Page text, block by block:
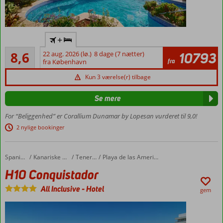
hotel:
min.
alder
I Playa
del
Ingles og
tæt på
stranden
swimmingpools,
på 6. etage
Her
8,6Alletiders
193
anmeldelser
+
22 aug. 2026 (lø.) 8 dage (7 nætter)
fra København
fra 10793
Kun 3 værelse(r) tilbage
For “Beliggenhed” er Corallium Dunamar by Lopesan vurderet til 9,0!
2 nylige bookinger
Se mere
Forside Spanien Kanariske Øer Tenerife Playa de las Americas
H10 Conquistador
H10 Conquistador
All Inclusive-Hotel gem